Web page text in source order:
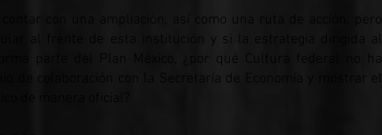
contar con una ampliación, así como una ruta de acción, pero
al frente de esta institución y si la estrategia dirigida al
parte del Plan México, ¿por qué Cultura federal no ha
de colaboración con la Secretaría de Economía y mostrar el